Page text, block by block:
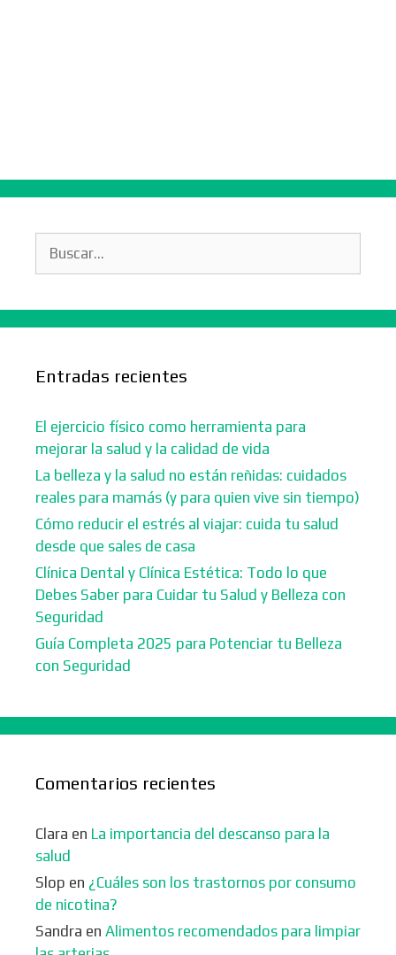
Entradas recientes
El ejercicio físico como herramienta para
mejorar la salud y la calidad de vida
La belleza y la salud no están reñidas: cuidados
reales para mamás (y para quien vive sin tiempo)
Cómo reducir el estrés al viajar: cuida tu salud
desde que sales de casa
Clínica Dental y Clínica Estética: Todo lo que
Debes Saber para Cuidar tu Salud y Belleza con
Seguridad
Guía Completa 2025 para Potenciar tu Belleza
con Seguridad
Comentarios recientes
Clara en La importancia del descanso para la
salud
Slop en ¿Cuáles son los trastornos por consumo
de nicotina?
Sandra en Alimentos recomendados para limpiar